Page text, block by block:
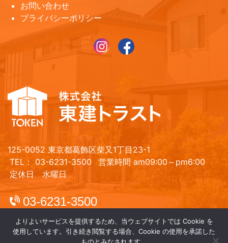
お問い合わせ
プライバシーポリシー
125-0052 東京都葛飾区柴又1丁目23-1
TEL： 03-6231-3500
営業時間 am09:00～pm6:00
定休日 水曜日
03-6231-3500
よりよいサービスを提供するため、当ウェブサイトでは Cookie を
使用しています。引き続き閲覧する場合、Cookie の使用を承諾した